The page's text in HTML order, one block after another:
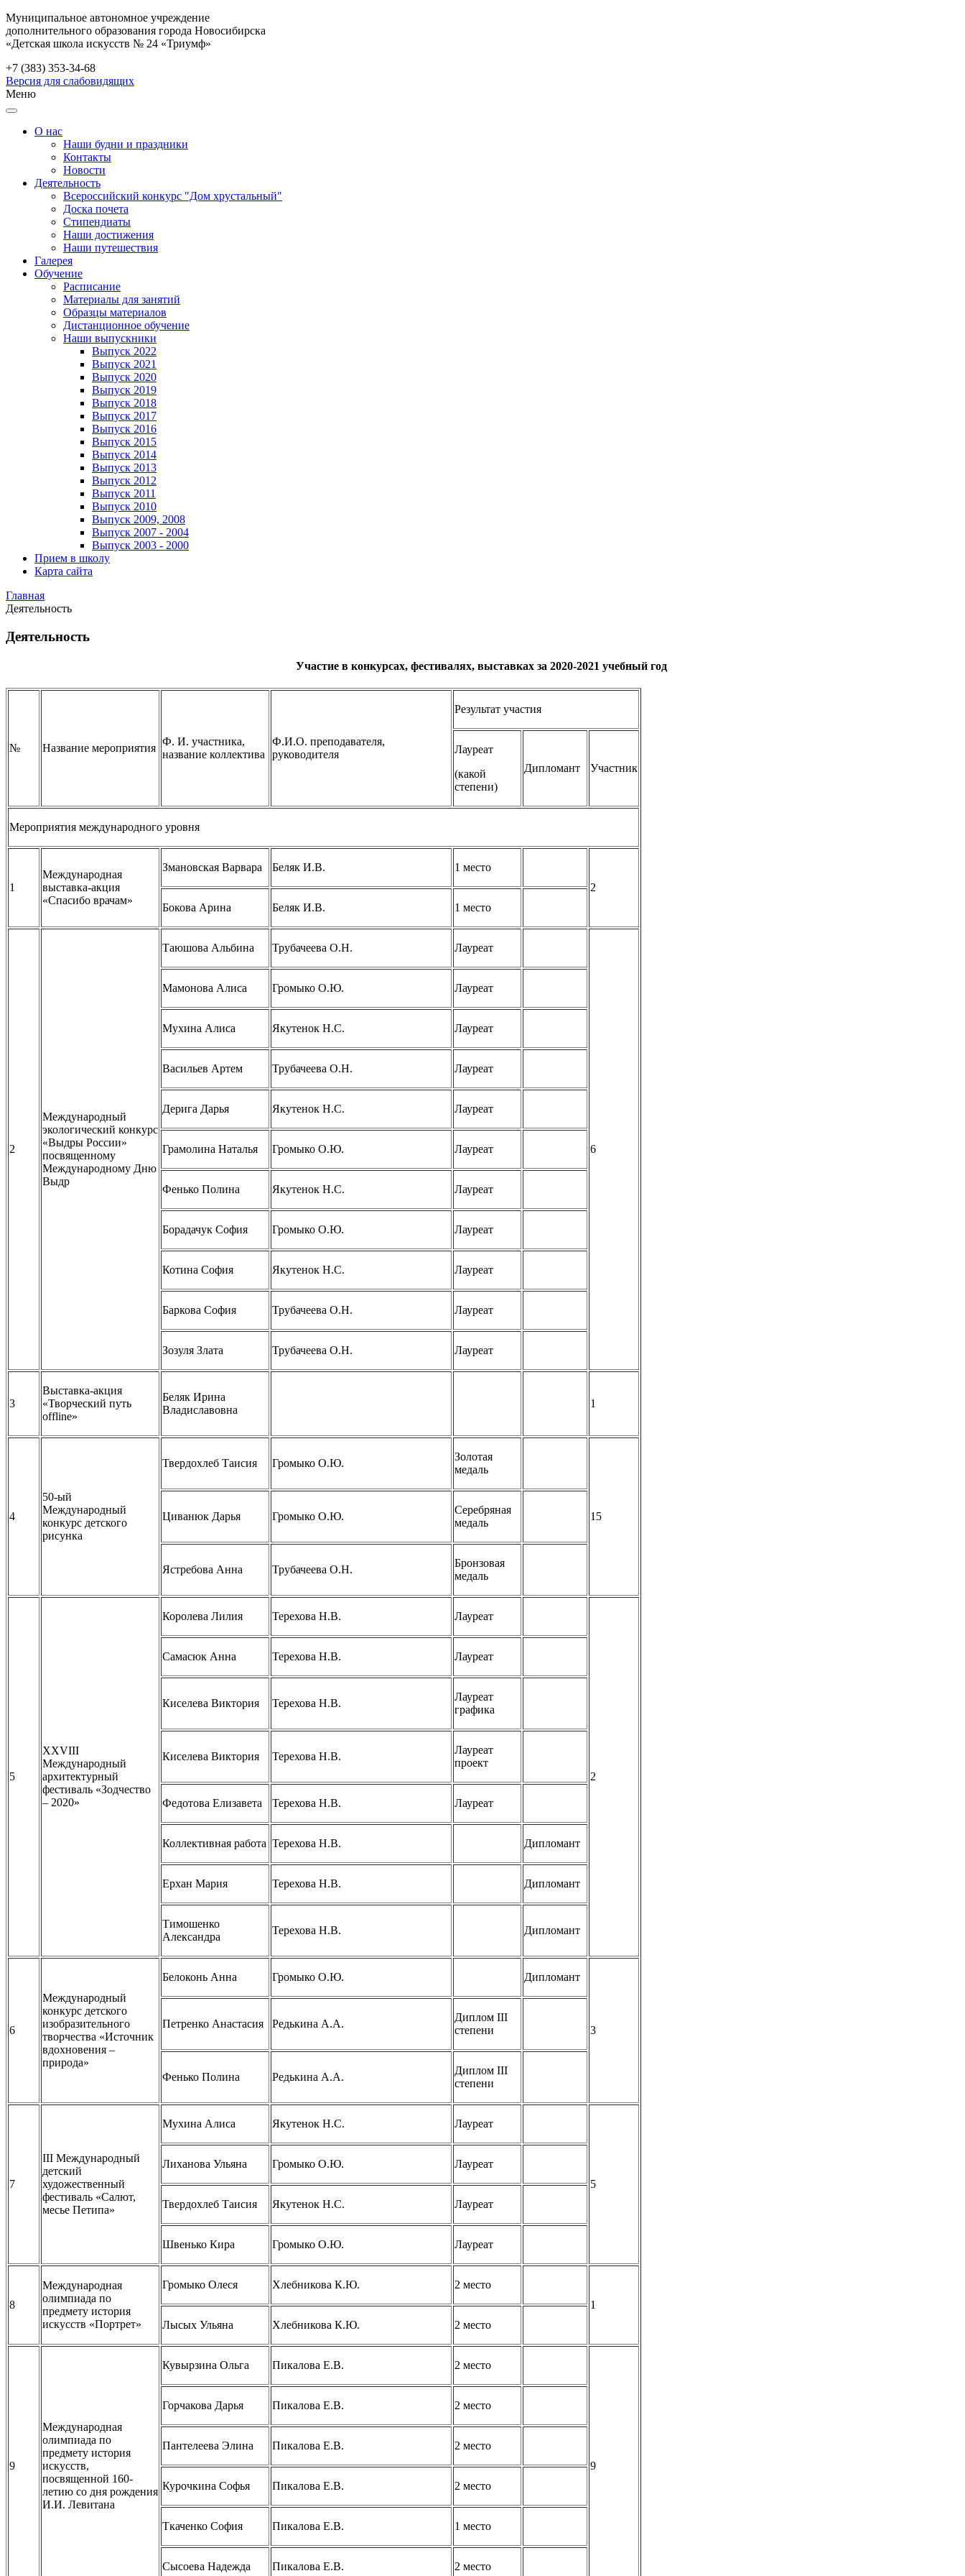
Муниципальное автономное учреждение
дополнительного образования города Новосибирска
«Детская школа искусств № 24 «Триумф»
+7 (383) 353-34-68
Версия для слабовидящих
Меню
О нас
Наши будни и праздники
Контакты
Новости
Деятельность
Всероссийский конкурс "Дом хрустальный"
Доска почета
Стипендиаты
Наши достижения
Наши путешествия
Галерея
Обучение
Расписание
Материалы для занятий
Образцы материалов
Дистанционное обучение
Наши выпускники
Выпуск 2022
Выпуск 2021
Выпуск 2020
Выпуск 2019
Выпуск 2018
Выпуск 2017
Выпуск 2016
Выпуск 2015
Выпуск 2014
Выпуск 2013
Выпуск 2012
Выпуск 2011
Выпуск 2010
Выпуск 2009, 2008
Выпуск 2007 - 2004
Выпуск 2003 - 2000
Прием в школу
Карта сайта
Главная
Деятельность
Деятельность
Участие в конкурсах, фестивалях, выставках за 2020-2021 учебный год
№ Название мероприятия
Ф. И. участника,
название коллектива
Ф.И.О. преподавателя,
руководителя
Результат участия
Лауреат
(какой
степени)
Дипломант Участник
Мероприятия международного уровня
1
Международная
выставка-акция
«Спасибо врачам»
Змановская Варвара Беляк И.В.
1 место
2
Бокова Арина
Беляк И.В. 1 место
2
Международный
экологический конкурс
«Выдры России»
посвященному
Международному Дню
Выдр
Таюшова Альбина Трубачеева О.Н. Лауреат
6
Мамонова Алиса Громыко О.Ю. Лауреат
Мухина Алиса Якутенок Н.С. Лауреат
Васильев Артем Трубачеева О.Н. Лауреат
Дерига Дарья Якутенок Н.С. Лауреат
Грамолина Наталья Громыко О.Ю. Лауреат
Фенько Полина Якутенок Н.С. Лауреат
Борадачук София Громыко О.Ю. Лауреат
Котина София Якутенок Н.С. Лауреат
Баркова София Трубачеева О.Н. Лауреат
Зозуля Злата Трубачеева О.Н. Лауреат
3
Выставка-акция
«Творческий путь
offline»
Беляк Ирина
Владиславовна
1
4
50-ый
Международный
конкурс детского
рисунка
Твердохлеб Таисия Громыко О.Ю.
Золотая
медаль
15
Циванюк Дарья Громыко О.Ю.
Серебряная
медаль
Ястребова Анна Трубачеева О.Н.
Бронзовая
медаль
5
XXVIII
Международный
архитектурный
фестиваль «Зодчество
– 2020»
Королева Лилия Терехова Н.В. Лауреат
2
Самасюк Анна Терехова Н.В. Лауреат
Киселева Виктория Терехова Н.В.
Лауреат
графика
Киселева Виктория Терехова Н.В.
Лауреат
проект
Федотова Елизавета Терехова Н.В. Лауреат
Коллективная работа Терехова Н.В. Дипломант
Ерхан Мария Терехова Н.В. Дипломант
Тимошенко
Александра
Терехова Н.В. Дипломант
6
Международный
конкурс детского
изобразительного
творчества «Источник
вдохновения –
природа»
Белоконь Анна Громыко О.Ю. Дипломант
3
Петренко Анастасия Редькина А.А.
Диплом III
степени
Фенько Полина Редькина А.А.
Диплом III
степени
7
III Международный
детский
художественный
фестиваль «Салют,
месье Петипа»
Мухина Алиса Якутенок Н.С. Лауреат
5
Лиханова Ульяна Громыко О.Ю. Лауреат
Твердохлеб Таисия Якутенок Н.С. Лауреат
Швенько Кира Громыко О.Ю. Лауреат
8
Международная
олимпиада по
предмету история
искусств «Портрет»
Громыко Олеся Хлебникова К.Ю.
2 место
1
Лысых Ульяна
Хлебникова К.Ю. 2 место
9
Международная
олимпиада по
предмету история
искусств,
посвященной 160-
летию со дня рождения
И.И. Левитана
Кувырзина Ольга Пикалова Е.В. 2 место
9
Горчакова Дарья Пикалова Е.В. 2 место
Пантелеева Элина Пикалова Е.В. 2 место
Курочкина Софья Пикалова Е.В. 2 место
Ткаченко София Пикалова Е.В. 1 место
Сысоева Надежда Пикалова Е.В. 2 место